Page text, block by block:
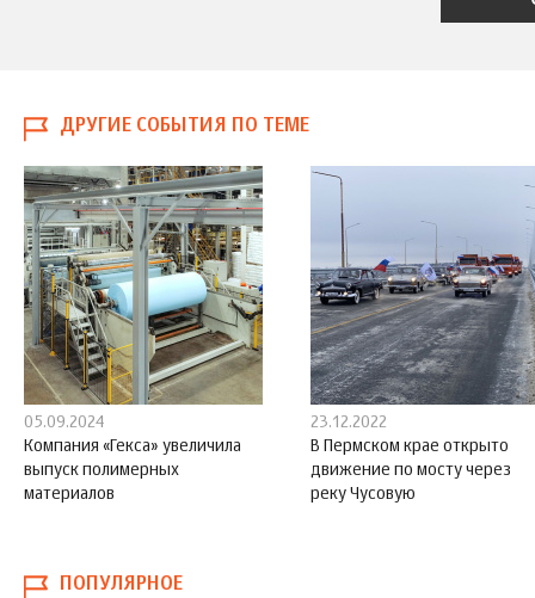
ДРУГИЕ СОБЫТИЯ ПО ТЕМЕ
05.09.2024
Компания «Гекса» увеличила
выпуск полимерных
материалов
23.12.2022
В Пермском крае открыто
движение по мосту через
реку Чусовую
ПОПУЛЯРНОЕ